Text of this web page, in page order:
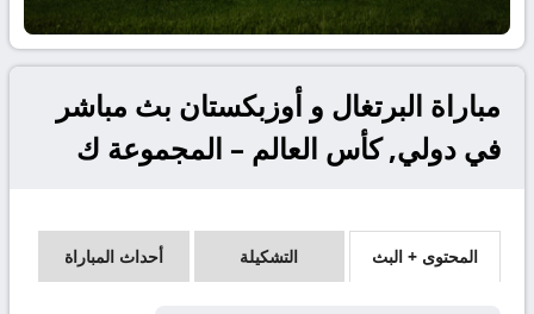
مباراة البرتغال و أوزبكستان بث مباشر
في دولي, كأس العالم – المجموعة ك
المحتوى + البث التشكيلة أحداث المباراة